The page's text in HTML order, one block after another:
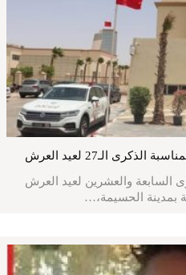
الـ27 لعيد العرش
السابعة والعشرين لعيد العرش
بمدينة الحسيمة،…